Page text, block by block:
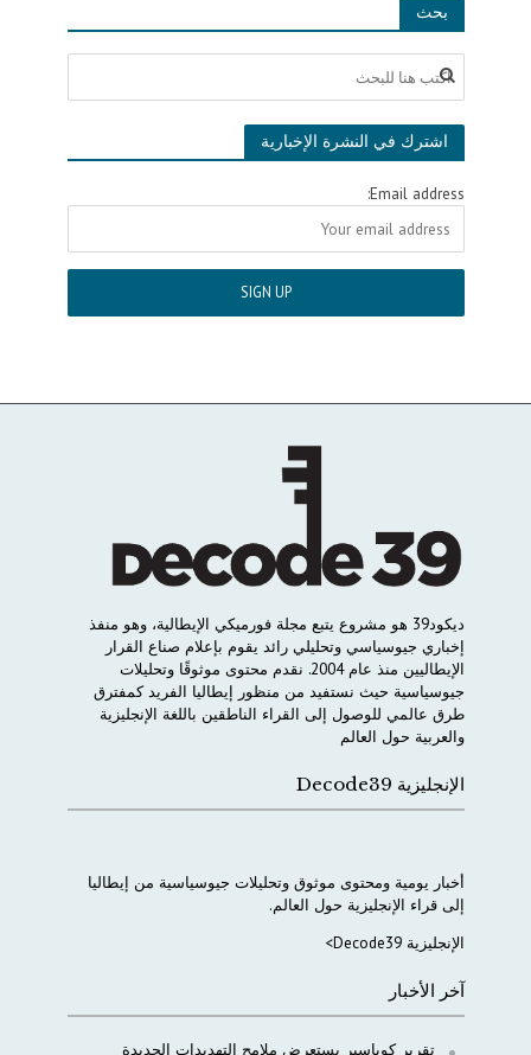
بحث
اشترك في النشرة الإخبارية
Email address:
ديكود39 هو مشروع يتبع مجلة فورميكي الإيطالية، وهو منفذ
إخباري جيوسياسي وتحليلي رائد يقوم بإعلام صناع القرار
الإيطاليين منذ عام 2004. نقدم محتوى موثوقًا وتحليلات
جيوسياسية حيث نستفيد من منظور إيطاليا الفريد كمفترق
طرق عالمي للوصول إلى القراء الناطقين باللغة الإنجليزية
والعربية حول العالم
الإنجليزية Decode39
أخبار يومية ومحتوى موثوق وتحليلات جيوسياسية من إيطاليا
إلى قراء الإنجليزية حول العالم.
الإنجليزية Decode39>
آخر الأخبار
تقرير كوباسير يستعرض ملامح التهديدات الجديدة